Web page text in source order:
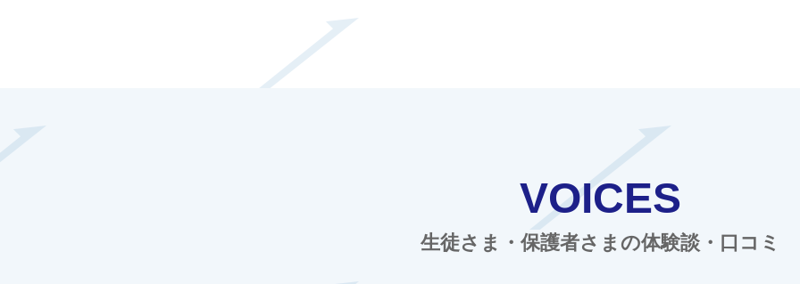
VOICES
生徒さま・保護者さまの体験談・口コミ